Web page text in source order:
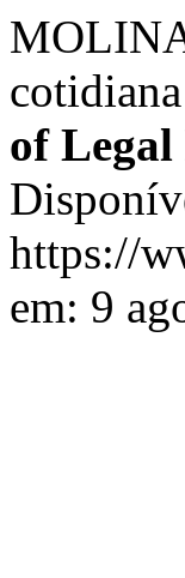
cotidiana
of
https://
em: 9